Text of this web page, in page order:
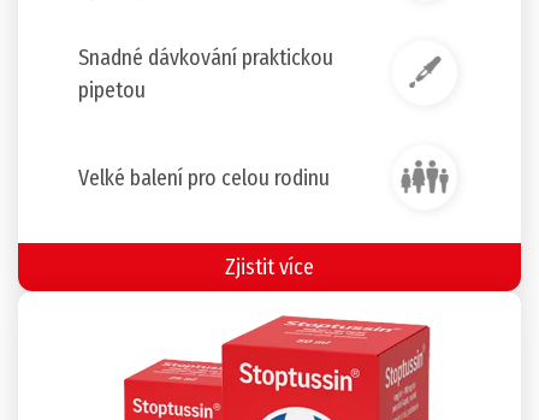
Snadné dávkování praktickou
pipetou
Velké balení pro celou rodinu
Zjistit více